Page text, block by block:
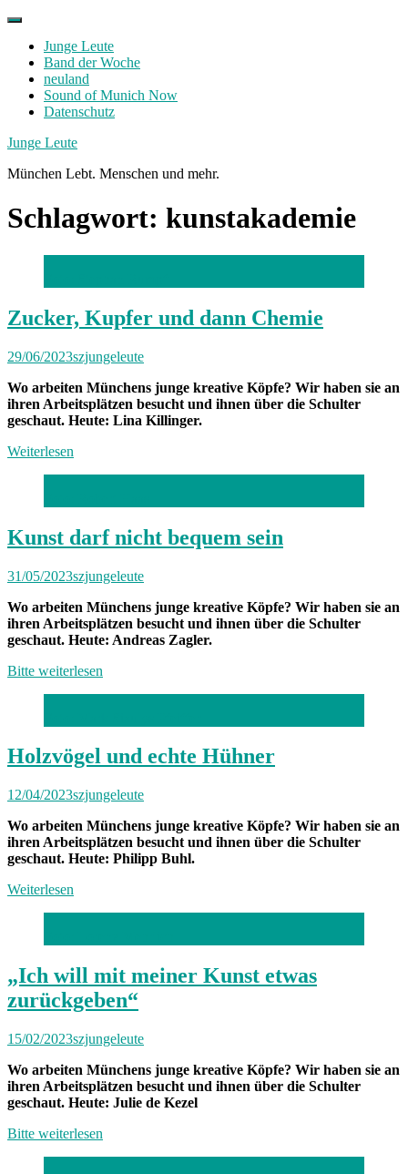
Skip
contentJunge Leute
Band der Woche
neuland
Sound of Munich Now
Datenschutz
Facebook
Twitter
Instagram
Junge Leute
München Lebt. Menschen und mehr.
Schlagwort: kunstakademie
Zucker, Kupfer und dann Chemie
29/06/2023szjungeleute
Wo arbeiten Münchens junge kreative Köpfe? Wir haben sie an
ihren Arbeitsplätzen besucht und ihnen über die Schulter
geschaut. Heute: Lina Killinger.
Weiterlesen
Kunst darf nicht bequem sein
31/05/2023szjungeleute
Wo arbeiten Münchens junge kreative Köpfe? Wir haben sie an
ihren Arbeitsplätzen besucht und ihnen über die Schulter
geschaut. Heute: Andreas Zagler.
Bitte weiterlesen
Holzvögel und echte Hühner
12/04/2023szjungeleute
Wo arbeiten Münchens junge kreative Köpfe? Wir haben sie an
ihren Arbeitsplätzen besucht und ihnen über die Schulter
geschaut. Heute: Philipp Buhl.
Weiterlesen
„Ich will mit meiner Kunst etwas
zurückgeben“
15/02/2023szjungeleute
Wo arbeiten Münchens junge kreative Köpfe? Wir haben sie an
ihren Arbeitsplätzen besucht und ihnen über die Schulter
geschaut. Heute: Julie de Kezel
Bitte weiterlesen